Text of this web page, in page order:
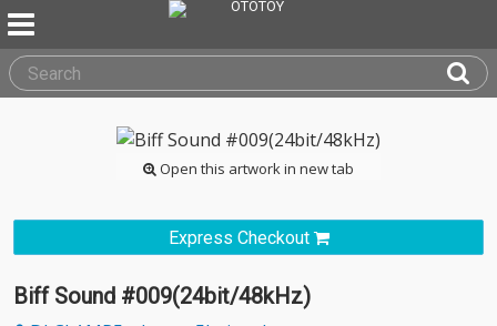
Open this artwork in new tab
Express Checkout
Biff Sound #009(24bit/48kHz)